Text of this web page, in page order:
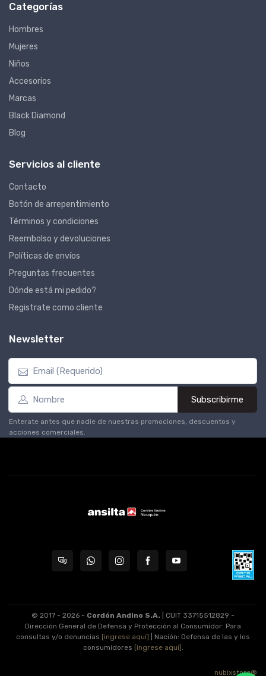
Categorías
Hombres
Mujeres
Niños
Accesorios
Marcas
Black Diamond
Blog
Servicios al cliente
Contacto
Botón de arrepentimiento
Términos y condiciones
Reembolso y devoluciones
Políticas de envíos
Preguntas frecuentes
Dónde está mi pedido?
Registrate como cliente
Newsletter
Subscribirme
Enterate antes que nadie de nuestras promociones, descuentos y
acciones comerciales.
© 2017 - 2026 - Cordón Andino S.A. | CUIT 33715512829 -
Dirección General de Defensa y Protección al Consumidor: Para
consultas y/o denuncias [ingrese aquí]
| Nación: Defensa de las y los
consumidores [ingrese aquí] .
nubixstore®